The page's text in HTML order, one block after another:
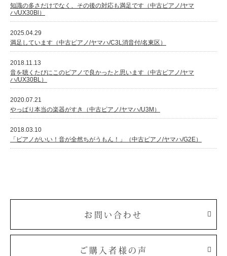
知識の多さだけでなく、その後の対応も満足です（中古ピアノ/ヤマ
ハ/UX30Bl）
2025.04.29
満足しています（中古ピアノ/ヤマハ/C3L消音付/名東区）
2018.11.13
音を聴くたびにこのピアノで良かったと思います（中古ピアノ/ヤマ
ハ/UX30BL）
2020.07.21
やっぱり本当の楽器がすき（中古ピアノ/ヤマハ/U3M）
2018.03.10
「ピアノがいい！音が全然ちがうもん！」（中古ピアノ/ヤマハ/G2E）
お問い合わせ
ご購入者様の声